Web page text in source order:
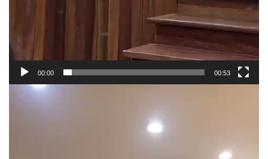
00:00 00:53
Видеоплеер